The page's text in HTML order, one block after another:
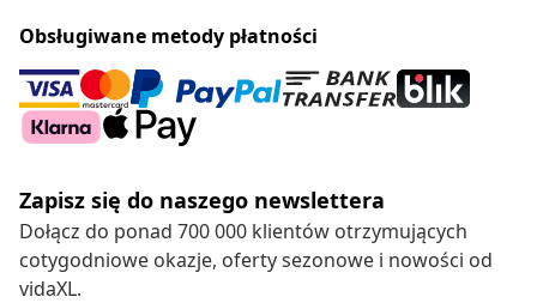
Obsługiwane metody płatności
Zapisz się do naszego newslettera
Dołącz do ponad 700 000 klientów otrzymujących
cotygodniowe okazje, oferty sezonowe i nowości od
vidaXL.